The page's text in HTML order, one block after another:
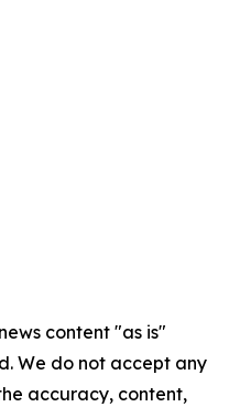
content "as is"
We do not accept any
accuracy, content,